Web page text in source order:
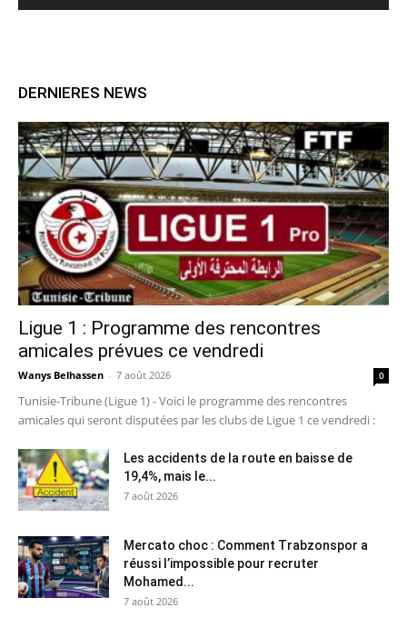
DERNIERES NEWS
Ligue 1 : Programme des rencontres
amicales prévues ce vendredi
Wanys Belhassen - 7 août 2026 0
Tunisie-Tribune (Ligue 1) - Voici le programme des rencontres
amicales qui seront disputées par les clubs de Ligue 1 ce vendredi :
Les accidents de la route en baisse de
19,4%, mais le...
7 août 2026
Mercato choc : Comment Trabzonspor a
réussi l’impossible pour recruter
Mohamed...
7 août 2026